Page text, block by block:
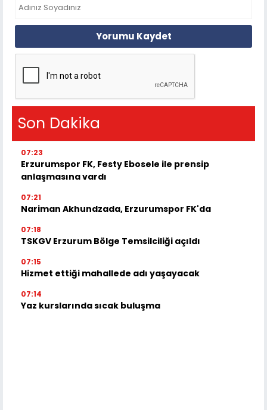
Yorumu Kaydet
Son Dakika
07:23
Erzurumspor FK, Festy Ebosele ile prensip
anlaşmasına vardı
07:21
Nariman Akhundzada, Erzurumspor FK'da
07:18
TSKGV Erzurum Bölge Temsilciliği açıldı
07:15
Hizmet ettiği mahallede adı yaşayacak
07:14
Yaz kurslarında sıcak buluşma